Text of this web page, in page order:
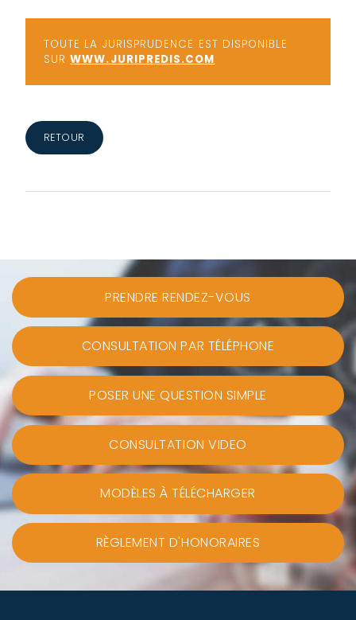
TOUTE LA JURISPRUDENCE EST DISPONIBLE
SURWWW.JURIPREDIS.COM
RETOUR
PRENDRE RENDEZ-VOUS
CONSULTATION PAR TÉLÉPHONE
POSER UNE QUESTION SIMPLE
CONSULTATION VIDEO
MODÈLES À TÉLÉCHARGER
RÈGLEMENT D'HONORAIRES